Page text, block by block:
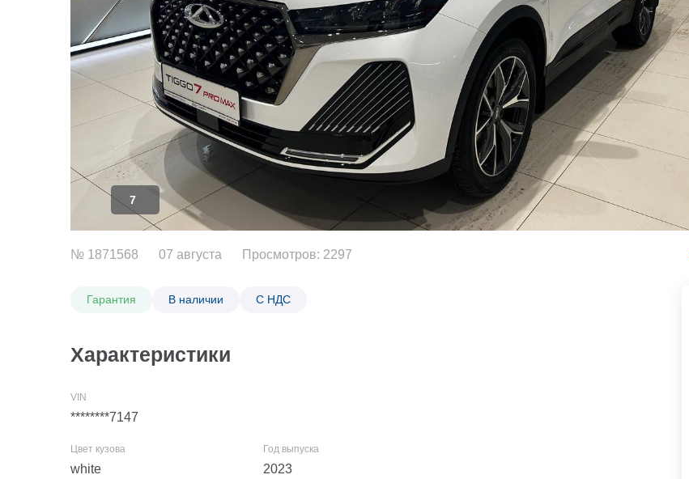
7
№ 1871568 07 августа Просмотров: 2297
Гарантия В наличии С НДС
Характеристики
********7147
white 2023